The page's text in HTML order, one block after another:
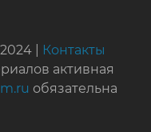
|
Контакты
активная
обязательна